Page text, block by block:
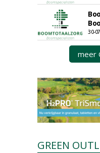
30-
meer
GREEN